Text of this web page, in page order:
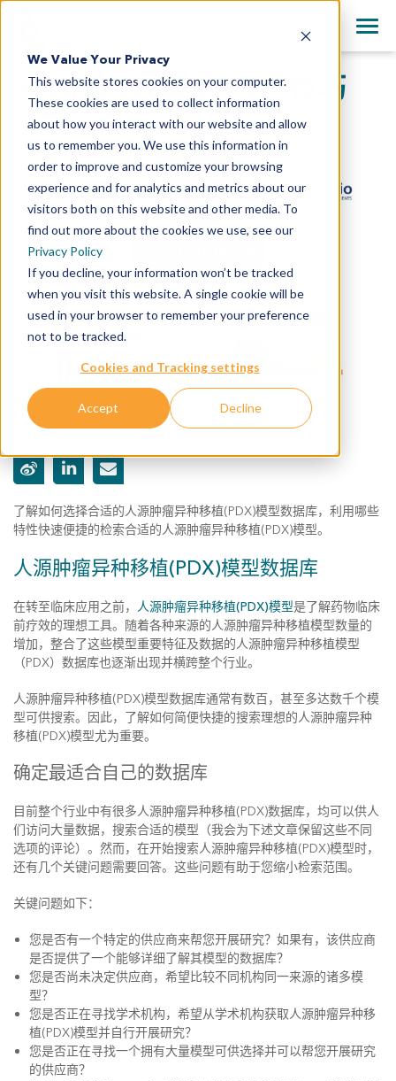
We Value Your Privacy
This website stores cookies on your computer.
These cookies are used to collect information
about how you interact with our website and allow
us to remember you. We use this information in
order to improve and customize your browsing
experience and for analytics and metrics about our
visitors both on this website and other media. To
find out more about the cookies we use, see our
Privacy Policy
If you decline, your information won’t be tracked
when you visit this website. A single cookie will be
used in your browser to remember your preference
not to be tracked.
Cookies and Tracking settings
Accept Decline
English
日本語
简体中文
All Contact Information
导航PDX数据库的3个技巧
Crown Bioscience,2018年12月18日
了解如何选择合适的人源肿瘤异种移植(PDX)模型数据库，利用哪些
特性快速便捷的检索合适的人源肿瘤异种移植(PDX)模型。
人源肿瘤异种移植(PDX)模型数据库
在转至临床应用之前， 人源肿瘤异种移植(PDX)模型是了解药物临床
前疗效的理想工具。随着各种来源的人源肿瘤异种移植模型数量的
增加，整合了这些模型重要特征及数据的人源肿瘤异种移植模型
（PDX）数据库也逐渐出现并横跨整个行业。
人源肿瘤异种移植(PDX)模型数据库通常有数百，甚至多达数千个模
型可供搜索。因此，了解如何简便快捷的搜索理想的人源肿瘤异种
移植(PDX)模型尤为重要。
确定最适合自己的数据库
目前整个行业中有很多人源肿瘤异种移植(PDX)数据库，均可以供人
们访问大量数据，搜索合适的模型（我会为下述文章保留这些不同
选项的评论）。然而，在开始搜索人源肿瘤异种移植(PDX)模型时，
还有几个关键问题需要回答。这些问题有助于您缩小检索范围。
关键问题如下：
您是否有一个特定的供应商来帮您开展研究？如果有，该供应商
是否提供了一个能够详细了解其模型的数据库？
您是否尚未决定供应商，希望比较不同机构同一来源的诸多模
型？
您是否正在寻找学术机构，希望从学术机构获取人源肿瘤异种移
植(PDX)模型并自行开展研究？
您是否正在寻找一个拥有大量模型可供选择并可以帮您开展研究
的供应商？